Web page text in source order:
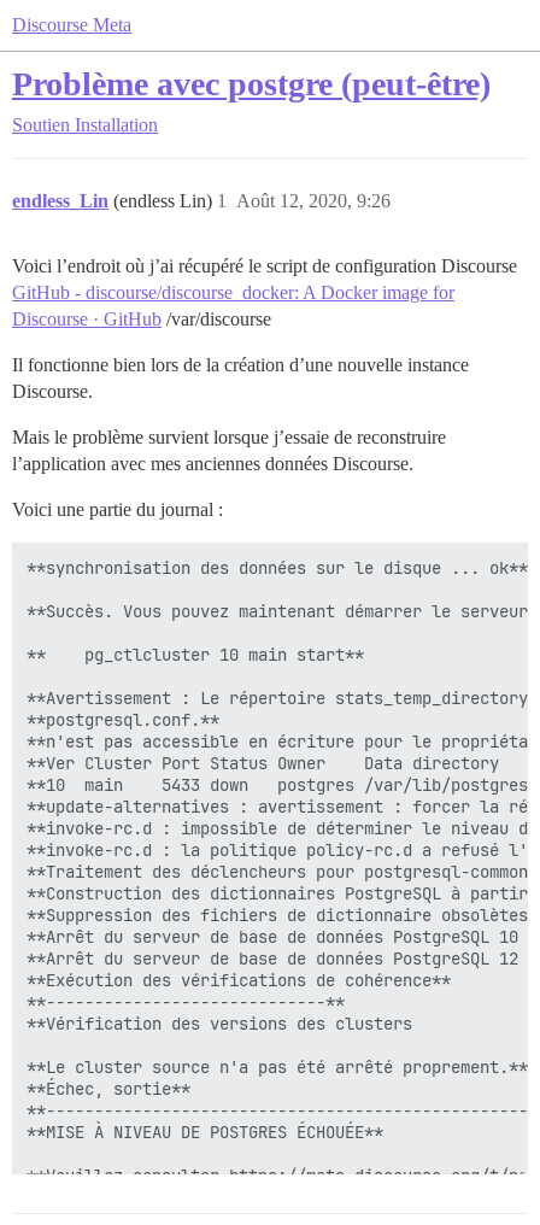
Discourse Meta
Problème avec postgre (peut-être)
Soutien Installation
endless_Lin (endless Lin) Août 12, 2020, 9:26
1
Voici l’endroit où j’ai récupéré le script de configuration Discourse
GitHub - discourse/discourse_docker: A Docker image for
Discourse · GitHub /var/discourse
Il fonctionne bien lors de la création d’une nouvelle instance
Discourse.
Mais le problème survient lorsque j’essaie de reconstruire
l’application avec mes anciennes données Discourse.
Voici une partie du journal :
**synchronisation des données sur le disque ... ok**
**Succès. Vous pouvez maintenant démarrer le
**    pg_ctlcluster 10 main start**
**Avertissement : Le répertoire
**postgresql.conf.**
**n'est pas accessible en écriture pour le
**Ver Cluster Port Status Owner    Data
**10  main    5433 down   postgres /var/lib/
**update-alternatives : avertissement : forcer la
**invoke-rc.d : impossible de déterminer le niveau
**invoke-rc.d : la politique policy-rc.d a refusé
**Traitement des déclencheurs pour postgresql-
**Construction des dictionnaires PostgreSQL à
**Suppression des fichiers de dictionnaire
**Arrêt du serveur de base de données PostgreSQL 10
**Arrêt du serveur de base de données PostgreSQL 12
**Exécution des vérifications de cohérence**
**-----------------------------**
**Vérification des versions des clusters
**Le cluster source n'a pas été arrêté proprement.**
**Échec, sortie**
**MISE À NIVEAU DE POSTGRES ÉCHOUÉE**
**Veuillez consulter https://meta.discourse.org/t/